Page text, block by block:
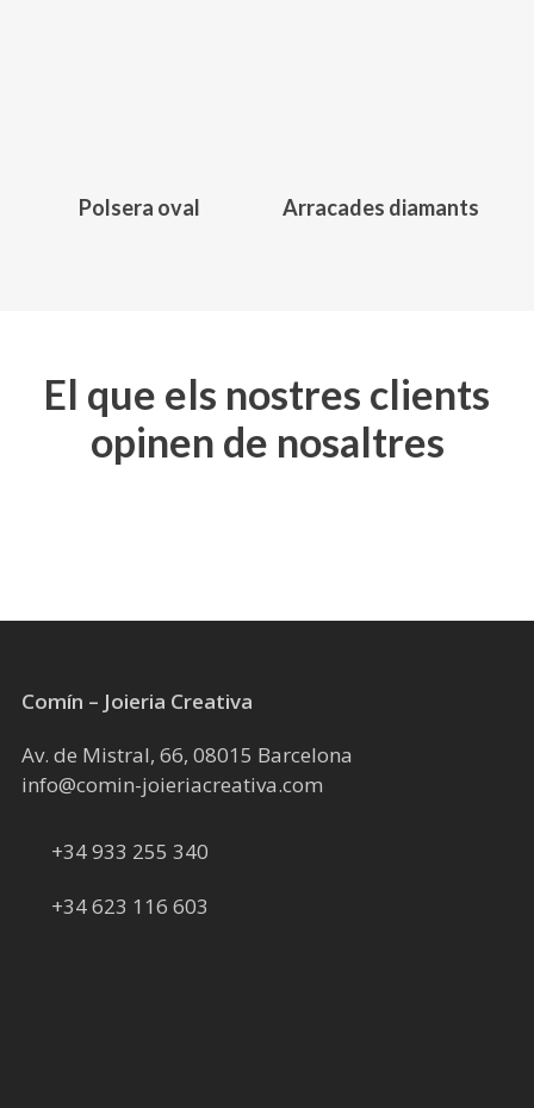
Polsera oval Arracades diamants
El que els nostres clients
opinen de nosaltres
Comín – Joieria Creativa
Av. de Mistral, 66, 08015 Barcelona
info@comin-joieriacreativa.com
+34 933 255 340
+34 623 116 603